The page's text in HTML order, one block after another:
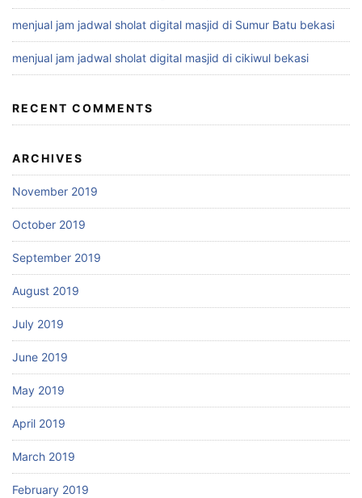
menjual jam jadwal sholat digital masjid di Sumur Batu bekasi
menjual jam jadwal sholat digital masjid di cikiwul bekasi
RECENT COMMENTS
ARCHIVES
November 2019
October 2019
September 2019
August 2019
July 2019
June 2019
May 2019
April 2019
March 2019
February 2019